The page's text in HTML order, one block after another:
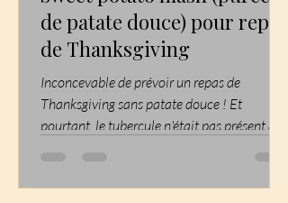
de patate douce) pour repas
de Thanksgiving
Inconcevable de prévoir un repas de
Thanksgiving sans patate douce ! Et
pourtant, le tubercule n'était pas présent au